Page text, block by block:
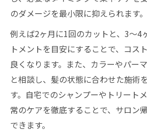
のダメージを最小限に抑えられます。
例えば2ヶ月に1回のカットと、3〜4
トメントを目安にすることで、コス
良くなります。また、カラーやパー
と相談し、髪の状態に合わせた施術
す。自宅でのシャンプーやトリート
常のケアを徹底することで、サロン
できます。